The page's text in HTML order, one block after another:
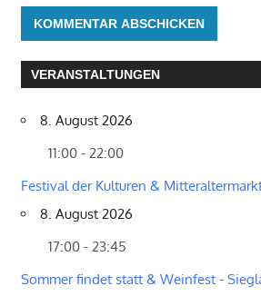
VERANSTALTUNGEN
8. August 2026
11:00 - 22:00
Festival der Kulturen &
8. August 2026
17:00 - 23:45
Sommer findet statt & Weinfest -